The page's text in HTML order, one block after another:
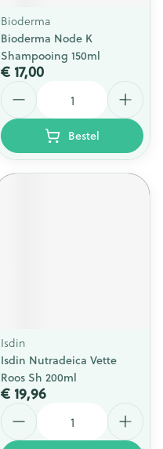
Bioderma
Bioderma Node K
Shampooing 150ml
€ 17,00
Aantal
Bestel
Isdin
Isdin Nutradeica Vette
Roos Sh 200ml
€ 19,96